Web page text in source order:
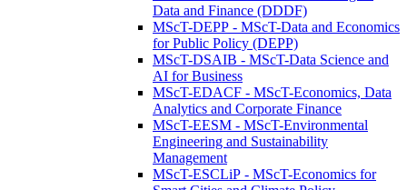
Data and Finance (DDDF)
MScT-DEPP - MScT-Data and Economics
for Public Policy (DEPP)
MScT-DSAIB - MScT-Data Science and
AI for Business
MScT-EDACF - MScT-Economics, Data
Analytics and Corporate Finance
MScT-EESM - MScT-Environmental
Engineering and Sustainability
Management
MScT-ESCLiP - MScT-Economics for